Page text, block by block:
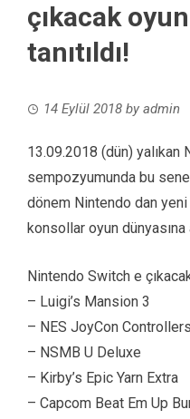
çıkacak
tanıtıldı!
14 Eylül 2018 by admin
13.09.2018 (dün) yalıkan
sempozyumunda bu
dönem Nintendo dan yeni
konsollar oyun
Nintendo Switch e
– Luigi’s Mansion 3
– NES JoyCon Controllers
– NSMB U Deluxe
– Kirby’s Epic Yarn Extra
– Capcom Beat Em Up